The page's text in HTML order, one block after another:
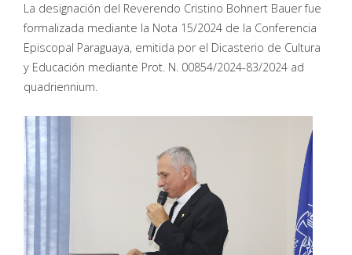
La designación del Reverendo Cristino Bohnert Bauer fue
formalizada mediante la Nota 15/2024 de la Conferencia
Episcopal Paraguaya, emitida por el Dicasterio de Cultura
y Educación mediante Prot. N. 00854/2024-83/2024 ad
quadriennium.